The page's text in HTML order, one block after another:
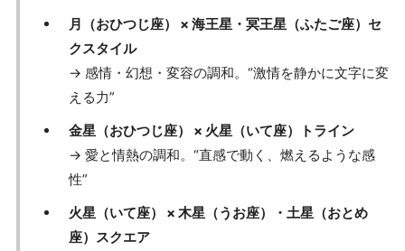
月（おひつじ座） × 海王星・冥王星（ふたご座）セ
クスタイル
→ 感情・幻想・変容の調和。“激情を静かに文字に変
える力”
金星（おひつじ座） × 火星（いて座）トライン
→ 愛と情熱の調和。“直感で動く、燃えるような感
性”
火星（いて座） × 木星（うお座）・土星（おとめ
座）スクエア